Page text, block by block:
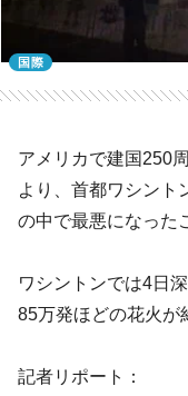
国際
アメリカで建国250
より、首都ワシント
の中で最悪になった
ワシントンでは4日
85万発ほどの花火が
記者リポート：